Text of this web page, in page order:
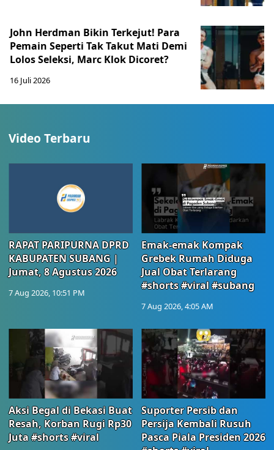
John Herdman Bikin Terkejut! Para
Pemain Seperti Tak Takut Mati Demi
Lolos Seleksi, Marc Klok Dicoret?
16 Juli 2026
Video Terbaru
RAPAT PARIPURNA DPRD
KABUPATEN SUBANG |
Jumat, 8 Agustus 2026
7 Aug 2026, 10:51 PM
Emak-emak Kompak
Grebek Rumah Diduga
Jual Obat Terlarang
#shorts #viral #subang
7 Aug 2026, 4:05 AM
Aksi Begal di Bekasi Buat
Resah, Korban Rugi Rp30
Juta #shorts #viral
Suporter Persib dan
Persija Kembali Rusuh
Pasca Piala Presiden 2026